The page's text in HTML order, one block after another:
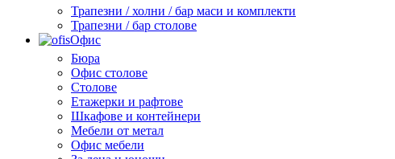
Трапезни / холни / бар маси и комплекти
Трапезни / бар столове
Офис
Бюра
Офис столове
Столове
Етажерки и рафтове
Шкафове и контейнери
Мебели от метал
Офис мебели